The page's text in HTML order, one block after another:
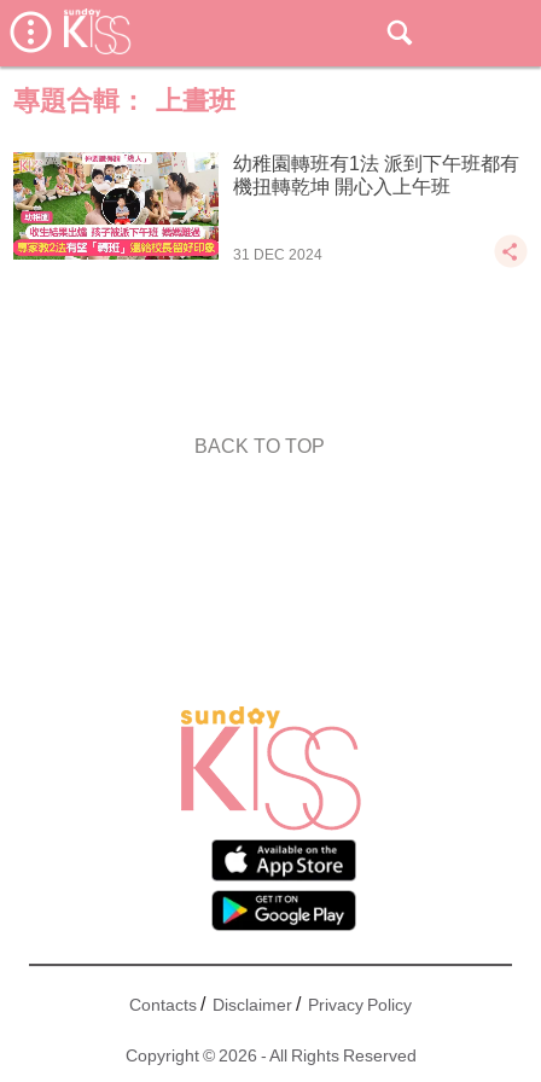
專題合輯： 上晝班
幼稚園轉班有1法 派到下午班都有
機扭轉乾坤 開心入上午班
31 DEC 2024
BACK TO TOP
Contacts/ Disclaimer/ Privacy Policy
Copyright © 2026 - All Rights Reserved